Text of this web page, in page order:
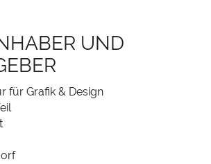
UND
für Grafik & Design